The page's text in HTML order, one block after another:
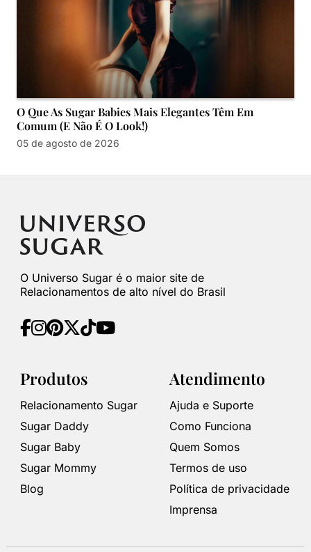
O Que As Sugar Babies Mais Elegantes Têm Em
Comum (e Não É O Look!)
05 de agosto de 2026
O Universo Sugar é o maior site de
Relacionamentos de alto nível do Brasil
Produtos
Relacionamento Sugar
Sugar Daddy
Sugar Baby
Sugar Mommy
Blog
Atendimento
Ajuda e Suporte
Como Funciona
Quem Somos
Termos de uso
Política de privacidade
Imprensa